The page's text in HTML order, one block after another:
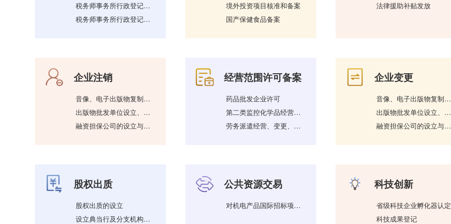
税务师事务所行政登记变更
税务师事务所行政登记终止
境外投资项目核准和备案
国产保健食品备案
法律援助补贴发放
企业注销
音像、电子出版物复制单位设立、变更审批
出版物批发单位设立、变更审批
融资担保公司的设立与变更审批
经营范围许可备案
药品批发企业许可
第二类监控化学品经营许可
劳务派遣经营、变更、延续、注销许可
企业变更
音像、电子出版物复制单位设立、变更审批
出版物批发单位设立、变更审批
融资担保公司的设立与变更审批
股权出质
股权出质的设立
设立典当行及分支机构审批（设立、变更、注销）
公共资源交易
对机电产品国际招标项目采用邀请招标方式情形的审查
科技创新
省级科技企业孵化器认定
科技成果登记